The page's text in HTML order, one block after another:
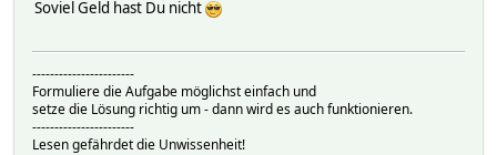
Soviel Geld hast Du nicht
-----------------------
Formuliere die Aufgabe möglichst einfach und
setze die Lösung richtig um - dann wird es auch funktionieren.
-----------------------
Lesen gefährdet die Unwissenheit!